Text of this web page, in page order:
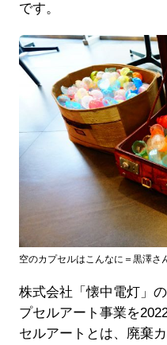
です。
空のカプセルはこんなに＝黒澤さ
株式会社「懐中電灯」
プセルアート事業を
セルアートとは、廃棄